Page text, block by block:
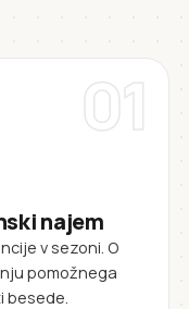
01
najem
v sezoni. O
pomožnega
besede.